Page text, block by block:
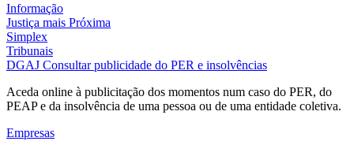
Informação
Justiça mais Próxima
Simplex
Tribunais
DGAJ Consultar publicidade do PER e insolvências
Aceda online à publicitação dos momentos num caso do PER, do
PEAP e da insolvência de uma pessoa ou de uma entidade coletiva.
Empresas